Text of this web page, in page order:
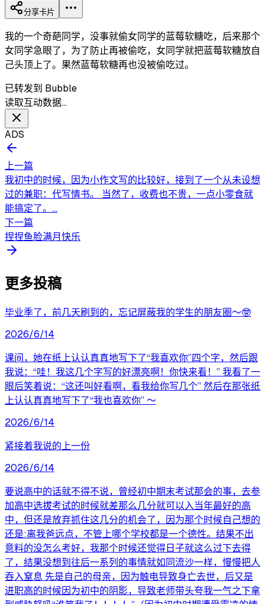
分享卡片
我的一个奇葩同学，没事就偷女同学的蓝莓软糖吃，后来那个
女同学急眼了，为了防止再被偷吃，女同学就把蓝莓软糖放自
己头顶上了。果然蓝莓软糖再也没被偷吃过。
已转发到 Bubble
读取互动数据…
ADS
上一篇
我初中的时候，因为小作文写的比较好，接到了一个从未设想
过的兼职：代写情书。 当然了，收费也不贵，一点小零食就
能搞定了。...
下一篇
捏捏鱼脸满月快乐
更多投稿
毕业季了，前几天刷到的，忘记屏蔽我的学生的朋友圈～🤓
2026/6/14
课间，她在纸上认认真真地写下了“我喜欢你”四个字，然后跟
我说：“哇！我这几个字写的好漂亮啊！你快来看！” 我看了一
眼后笑着说：“这还叫好看啊，看我给你写几个” 然后在那张纸
上认认真真地写下了“我也喜欢你” ​～
2026/6/14
紧接着我说的上一份
2026/6/14
要说高中的话就不得不说，曾经初中期末考试那会的事，去参
加高中选拔考试的时候就差那么几分就可以入当年最好的高
中，但还是放弃抓住这几分的机会了，因为那个时候自己想的
还是:离我爸远点，不管上哪个学校都是一个德性。结果不出
意料的没怎么考好，我那个时候还觉得日子就这么过下去得
了，结果没想到往后一系列的事情就如同流沙一样，慢慢把人
吞入窒息 先是自己的母亲，因为触电导致身亡去世，后又是
进职高的时候因为初中的阴影，导致老师带头夸我一气之下拿